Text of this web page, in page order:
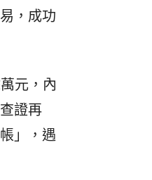
，成功
元，內
證再
」，遇